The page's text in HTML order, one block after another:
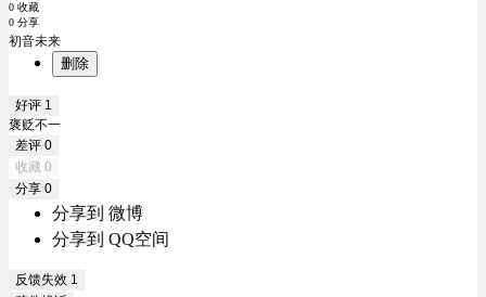
0 收藏
0 分享
初音未来
删除
好评 1
褒贬不一
差评 0
收藏 0
分享 0
分享到 微博
分享到 QQ空间
反馈失效 1